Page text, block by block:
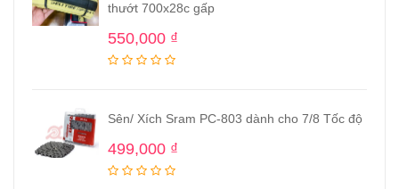
thướt 700x28c gấp
550,000 ₫
Sên/ Xích Sram PC-803 dành cho 7/8 Tốc độ
499,000 ₫